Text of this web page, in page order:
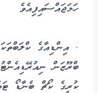
ހަމަޖައްސައިފިއެވެ
. އިންޑިއާގެ
ބްރޫޒަން
ކުރީގެ ކޯޗް ބެނާޑޯ